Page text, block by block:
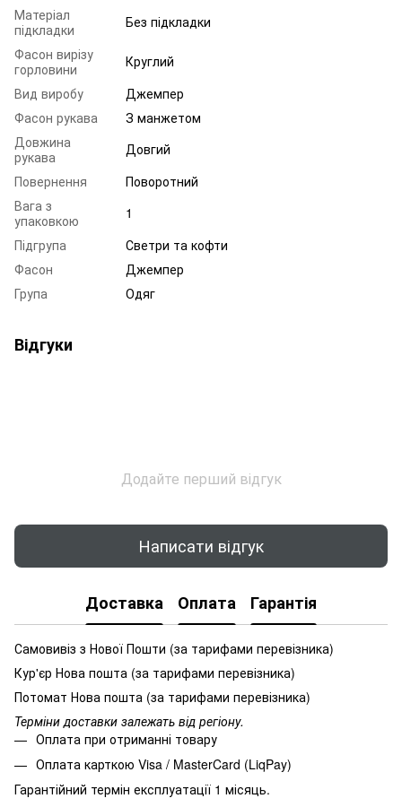
Матеріал
підкладки
Без підкладки
Фасон вирізу
горловини
Круглий
Вид виробу
Джемпер
Фасон рукава
З манжетом
Довжина
рукава
Довгий
Повернення
Поворотний
Вага з
упаковкою
1
Підгрупа
Светри та кофти
Фасон
Джемпер
Група
Одяг
Відгуки
Додайте перший відгук
Написати відгук
Доставка Оплата Гарантія
Самовивіз з Нової Пошти (за тарифами перевізника)
Кур'єр Нова пошта (за тарифами перевізника)
Потомат Нова пошта (за тарифами перевізника)
Терміни доставки залежать від регіону.
Оплата при отриманні товару
Оплата карткою Visa / MasterCard (LiqPay)
Гарантійний термін експлуатації 1 місяць.